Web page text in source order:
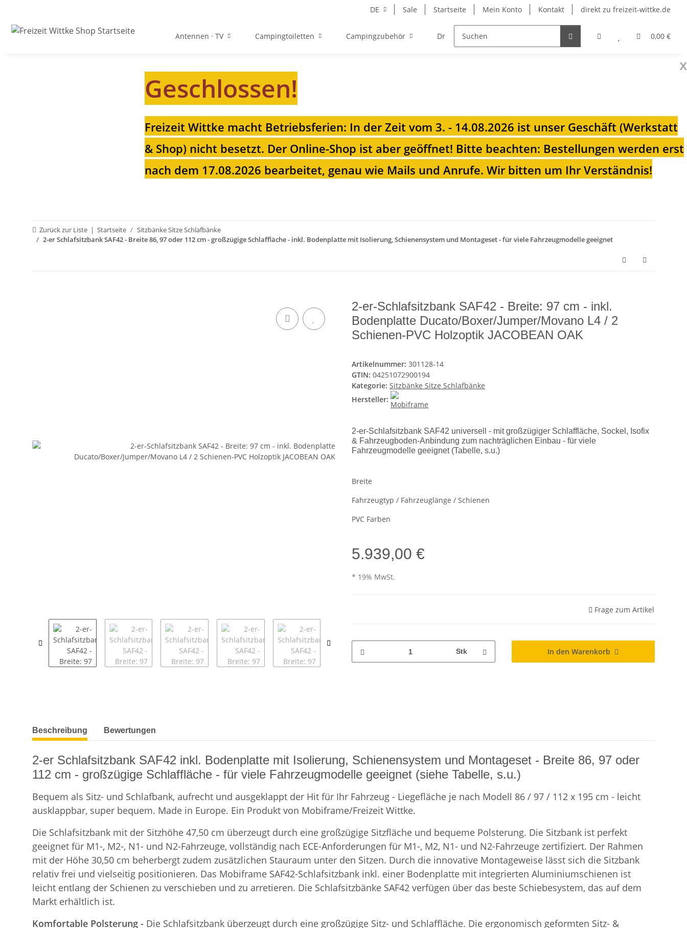
DE Sale Startseite Mein Konto Kontakt direkt zu freizeit-wittke.de
0,00 €
Antennen · TV Campingtoiletten Campingzubehör Drehkonsolen Heizungen für Ihren
x
Geschlossen!
Freizeit Wittke macht Betriebsferien: In der Zeit vom 3. - 14.08.2026 ist unser Geschäft (Werkstatt
& Shop) nicht besetzt. Der Online-Shop ist aber geöffnet! Bitte beachten: Bestellungen werden erst
nach dem 17.08.2026 bearbeitet, genau wie Mails und Anrufe. Wir bitten um Ihr Verständnis!
Zurück zur Liste Startseite
Sitzbänke Sitze Schlafbänke
2-er Schlafsitzbank SAF42 - Breite 86, 97 oder 112 cm - großzügige Schlaffläche - inkl. Bodenplatte mit Isolierung, Schienensystem und Montageset - für viele Fahrzeugmodelle geeignet
2-er-Schlafsitzbank SAF42 - Breite: 97 cm - inkl.
Bodenplatte Ducato/Boxer/Jumper/Movano L4 / 2
Schienen-PVC Holzoptik JACOBEAN OAK
Artikelnummer: 301128-14
GTIN: 04251072900194
Kategorie: Sitzbänke Sitze Schlafbänke
Hersteller:
2-er-Schlafsitzbank SAF42 universell - mit großzügiger Schlaffläche, Sockel, Isofix
& Fahrzeugboden-Anbindung zum nachträglichen Einbau - für viele
Fahrzeugmodelle geeignet (Tabelle, s.u.)
Breite
Fahrzeugtyp / Fahrzeuglänge / Schienen
PVC Farben
5.939,00 €
* 19% MwSt.
Frage zum Artikel
Stk In den Warenkorb
weitere Registerkarten anzeigen
Beschreibung Bewertungen
2-er Schlafsitzbank SAF42 inkl. Bodenplatte mit Isolierung, Schienensystem und Montageset - Breite 86, 97 oder
112 cm - großzügige Schlaffläche - für viele Fahrzeugmodelle geeignet (siehe Tabelle, s.u.)
Bequem als Sitz- und Schlafbank, aufrecht und ausgeklappt der Hit für Ihr Fahrzeug - Liegefläche je nach Modell 86 / 97 / 112 x 195 cm - leicht
ausklappbar, super bequem. Made in Europe. Ein Produkt von Mobiframe/Freizeit Wittke.
Die Schlafsitzbank mit der Sitzhöhe 47,50 cm überzeugt durch eine großzügige Sitzfläche und bequeme Polsterung. Die Sitzbank ist perfekt
geeignet für M1-, M2-, N1- und N2-Fahrzeuge, vollständig nach ECE-Anforderungen für M1-, M2, N1- und N2-Fahrzeuge zertifiziert. Der Rahmen
mit der Höhe 30,50 cm beherbergt zudem zusätzlichen Stauraum unter den Sitzen. Durch die innovative Montageweise lässt sich die Sitzbank
relativ frei und vielseitig positionieren. Das Mobiframe SAF42-Schlafsitzbank inkl. einer Bodenplatte mit integrierten Aluminiumschienen ist
leicht entlang der Schienen zu verschieben und zu arretieren. Die Schlafsitzbänke SAF42 verfügen über das beste Schiebesystem, das auf dem
Markt erhältlich ist.
Komfortable Polsterung - Die Schlafsitzbank überzeugt durch eine großzügige Sitz- und Schlaffläche. Die ergonomisch geformten Sitz- &